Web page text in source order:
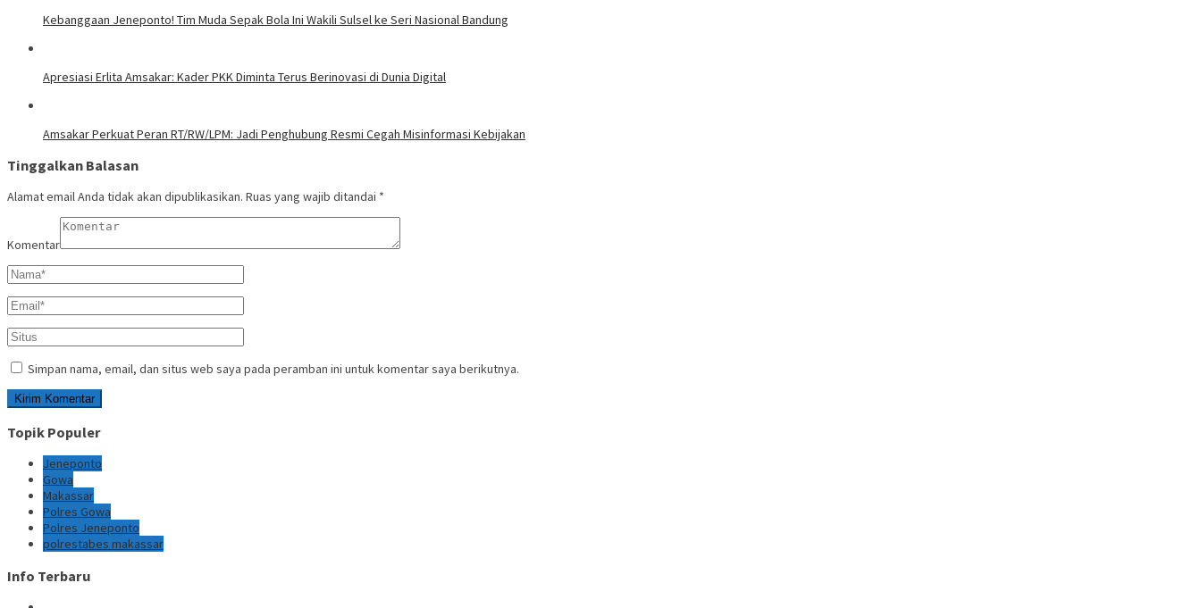
Kebanggaan Jeneponto! Tim Muda Sepak Bola Ini Wakili Sulsel ke Seri Nasional Bandung
Apresiasi Erlita Amsakar: Kader PKK Diminta Terus Berinovasi di Dunia Digital
Amsakar Perkuat Peran RT/RW/LPM: Jadi Penghubung Resmi Cegah Misinformasi Kebijakan
Tinggalkan Balasan
Alamat email Anda tidak akan dipublikasikan. Ruas yang wajib ditandai *
Komentar
Simpan nama, email, dan situs web saya pada peramban ini untuk komentar saya berikutnya.
Topik Populer
Jeneponto
Gowa
Makassar
Polres Gowa
Polres Jeneponto
polrestabes makassar
Info Terbaru